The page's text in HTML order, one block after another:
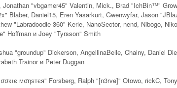
"vbgamer45" Valentin, Mick., Brad "IchBin™"
Blaber, Daniel15, Eren Yasarkurt, Gwenwyfar, Jason
"Labradoodle-360" Kerle, NanoSector, nend, Nibogo,
Hoffman и Joey "Tyrsson" Smith
"groundup" Dickerson, AngellinaBelle, Chainy, Daniel
Trainor и Peter Duggan
мσηѕтєя" Forsberg, Ralph "[n3rve]" Otowo, rickC,